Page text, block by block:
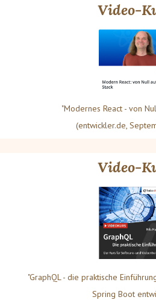
Video-
"Modernes React - von
(entwickler.de,
Video-
"GraphQL - die praktische
Spring Boot